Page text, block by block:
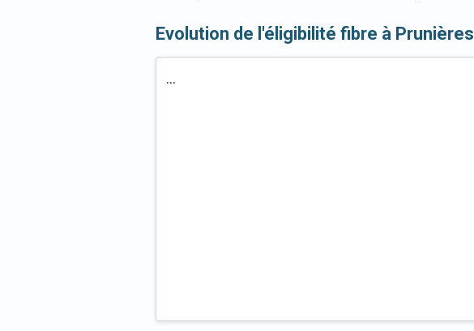
Evolution de l'éligibilité fibre à Prunières
...